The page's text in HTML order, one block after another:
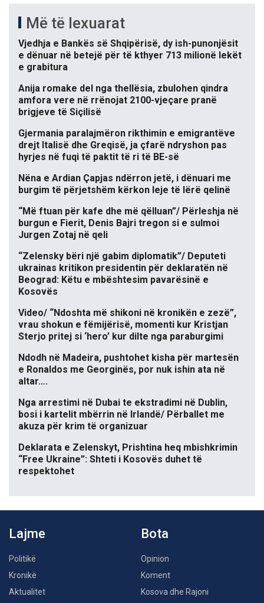
Më të lexuarat
Vjedhja e Bankës së Shqipërisë, dy ish-punonjësit
e dënuar në betejë për të kthyer 713 milionë lekët
e grabitura
Anija romake del nga thellësia, zbulohen qindra
amfora vere në rrënojat 2100-vjeçare pranë
brigjeve të Siçilisë
Gjermania paralajmëron rikthimin e emigrantëve
drejt Italisë dhe Greqisë, ja çfarë ndryshon pas
hyrjes në fuqi të paktit të ri të BE-së
Nëna e Ardian Çapjas ndërron jetë, i dënuari me
burgim të përjetshëm kërkon leje të lërë qelinë
“Më ftuan për kafe dhe më qëlluan”/ Përleshja në
burgun e Fierit, Denis Bajri tregon si e sulmoi
Jurgen Zotaj në qeli
“Zelensky bëri një gabim diplomatik”/ Deputeti
ukrainas kritikon presidentin për deklaratën në
Beograd: Këtu e mbështesim pavarësinë e
Kosovës
Video/ “Ndoshta më shikoni në kronikën e zezë”,
vrau shokun e fëmijërisë, momenti kur Kristjan
Sterjo pritej si ‘hero’ kur dilte nga paraburgimi
Ndodh në Madeira, pushtohet kisha për martesën
e Ronaldos me Georginës, por nuk ishin ata në
altar….
Nga arrestimi në Dubai te ekstradimi në Dublin,
bosi i kartelit mbërrin në Irlandë/ Përballet me
akuza për krim të organizuar
Deklarata e Zelenskyt, Prishtina heq mbishkrimin
“Free Ukraine”: Shteti i Kosovës duhet të
respektohet
Lajme
Politikë
Kronikë
Aktualitet
Bota
Opinion
Koment
Kosova dhe Rajoni